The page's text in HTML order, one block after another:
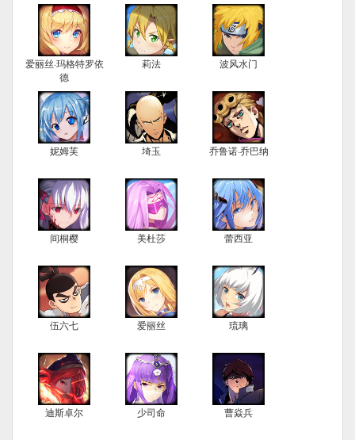
爱丽丝·玛格特罗依
德
莉法 波风水门
妮姆芙 埼玉 乔鲁诺·乔巴纳
间桐樱 美杜莎 蕾西亚
伍六七 爱丽丝 琉璃
迪斯卓尔 少司命 曹焱兵